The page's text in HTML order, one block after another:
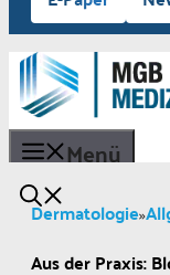
Inhalt
springen
Menü
Dermatologie»
Aus der Praxis: